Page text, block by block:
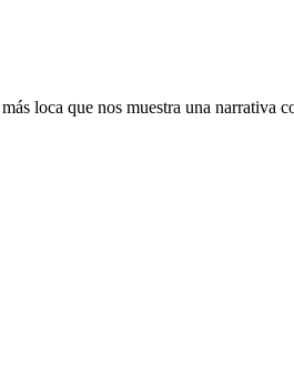
loca que nos muestra una narrativa